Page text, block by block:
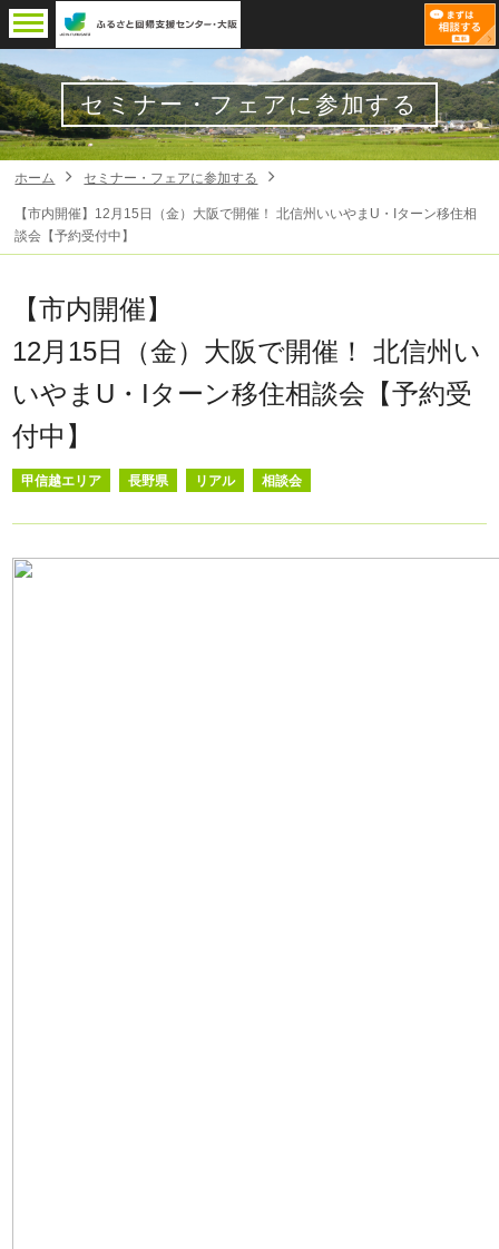
セミナー・フェアに参加する
ホーム セミナー・フェアに参加する
【市内開催】12月15日（金）大阪で開催！ 北信州いいやまU・Iターン移住相
談会【予約受付中】
【市内開催】
12月15日（金）大阪で開催！ 北信州い
いやまU・Iターン移住相談会【予約受
付中】
甲信越エリア 長野県 リアル 相談会